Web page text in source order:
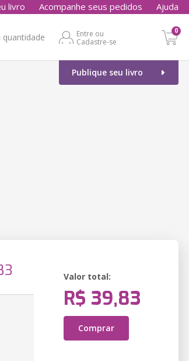
livro Acompanhe seus pedidos Ajuda
quantidade
Entre ou
Cadastre-se
0
Publique seu livro
Valor total:
R$ 39,83
Comprar